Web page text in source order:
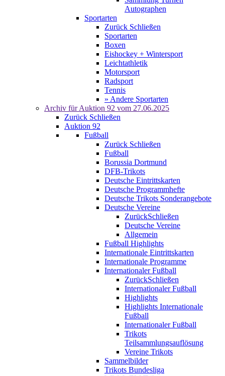
Autographen
Sportarten
Zurück Schließen
Sportarten
Boxen
Eishockey + Wintersport
Leichtathletik
Motorsport
Radsport
Tennis
» Andere Sportarten
Archiv für Auktion 92 vom 27.06.2025
Zurück Schließen
Auktion 92
Fußball
Zurück Schließen
Fußball
Borussia Dortmund
DFB-Trikots
Deutsche Eintrittskarten
Deutsche Programmhefte
Deutsche Trikots Sonderangebote
Deutsche Vereine
ZurückSchließen
Deutsche Vereine
Allgemein
Fußball Highlights
Internationale Eintrittskarten
Internationale Programme
Internationaler Fußball
ZurückSchließen
Internationaler Fußball
Highlights
Highlights Internationale
Fußball
Internationaler Fußball
Trikots
Teilsammlungsauflösung
Vereine Trikots
Sammelbilder
Trikots Bundesliga